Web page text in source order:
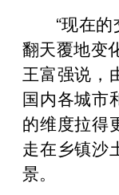
“现在
翻天覆地变
王富强说，
国内各城市
的维度拉得
走在乡镇沙
景。